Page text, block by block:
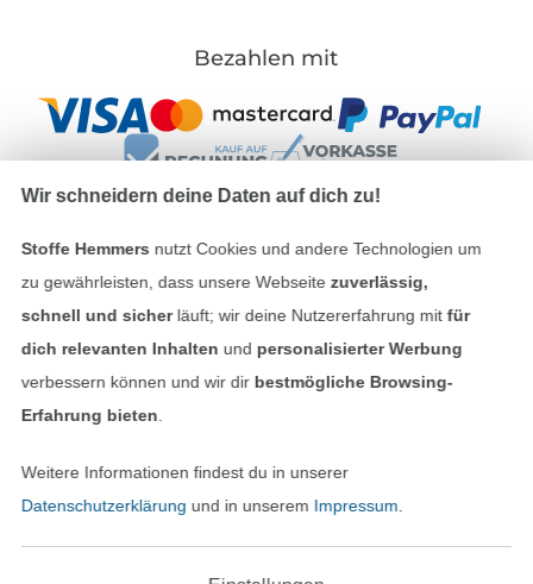
Bezahlen mit
Impressum
In den deutschen Shop wechseln (aktuell
Wir schneidern deine Daten auf dich zu!
Stoffe Hemmers nutzt Cookies und andere Technologien um
zu gewährleisten, dass unsere Webseite zuverlässig,
schnell und sicherläuft; wir deine Nutzererfahrung mitfür
dich relevanten Inhalten und personalisierter Werbung
verbessern können und wir dir bestmögliche Browsing-
Erfahrung bieten
Weitere Informationen findest du in unserer
Datenschutzerklärung und in unserem Impressum